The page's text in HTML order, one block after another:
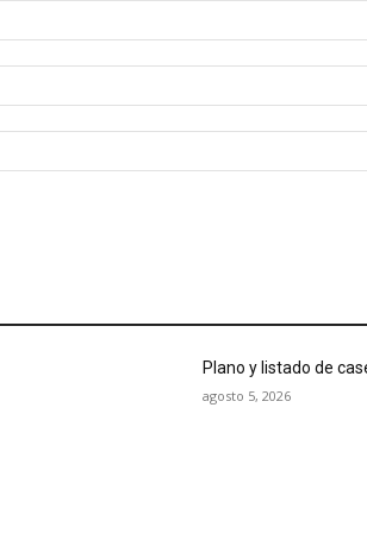
Plano y listado de
agosto 5, 2026